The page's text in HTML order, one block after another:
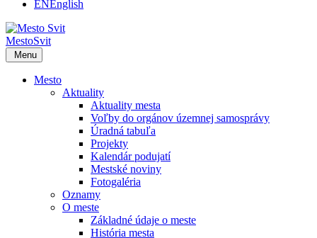
ENEnglish
MestoSvit
Menu
Mesto
Aktuality
Aktuality mesta
Voľby do orgánov územnej samosprávy
Úradná tabuľa
Projekty
Kalendár podujatí
Mestské noviny
Fotogaléria
Oznamy
O meste
Základné údaje o meste
História mesta